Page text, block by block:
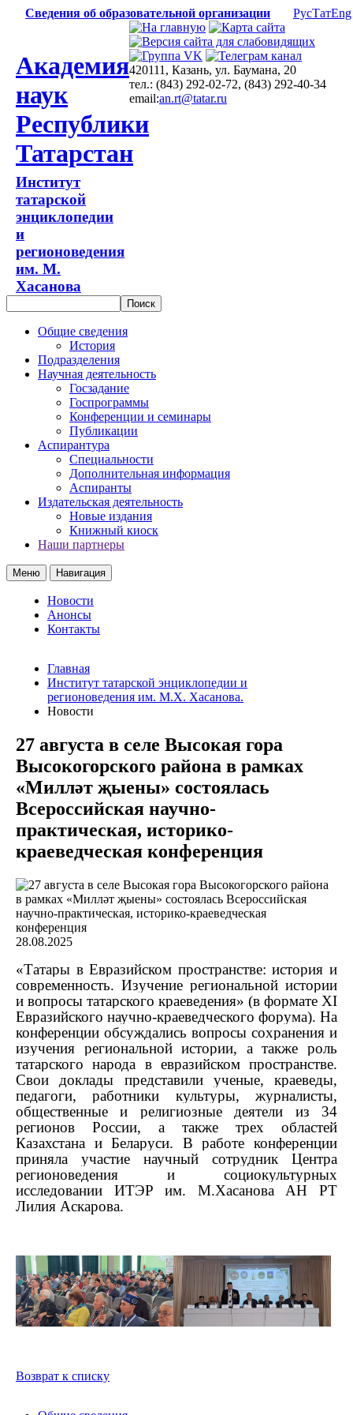
Сведения об образовательной организации РусТатEng
Академия
наук
Республики
Татарстан
Институт
татарской
энциклопедии
и
регионоведения
им. М.
Хасанова
420111, Казань, ул. Баумана, 20
тел.: (843) 292-02-72, (843) 292-40-34
email:an.rt@tatar.ru
Общие сведения
История
Подразделения
Научная деятельность
Госзадание
Госпрограммы
Конференции и семинары
Публикации
Аспирантура
Специальности
Дополнительная информация
Аспиранты
Издательская деятельность
Новые издания
Книжный киоск
Наши партнеры
Меню Навигация
Новости
Анонсы
Контакты
Главная
Институт татарской энциклопедии и
регионоведения им. М.Х. Хасанова.
Новости
27 августа в селе Высокая гора
Высокогорского района в рамках
«Милләт җыены» состоялась
Всероссийская научно-
практическая, историко-
краеведческая конференция
28.08.2025
«Татары в Евразийском пространстве: история и
современность. Изучение региональной истории
и вопросы татарского краеведения» (в формате XI
Евразийского научно-краеведческого форума). На
конференции обсуждались вопросы сохранения и
изучения региональной истории, а также роль
татарского народа в евразийском пространстве.
Свои доклады представили ученые, краеведы,
педагоги, работники культуры, журналисты,
общественные и религиозные деятели из 34
регионов России, а также трех областей
Казахстана и Беларуси. В работе конференции
приняла участие научный сотрудник Центра
регионоведения и социокультурных
исследовании ИТЭР им. М.Хасанова АН РТ
Лилия Аскарова.
Возврат к списку